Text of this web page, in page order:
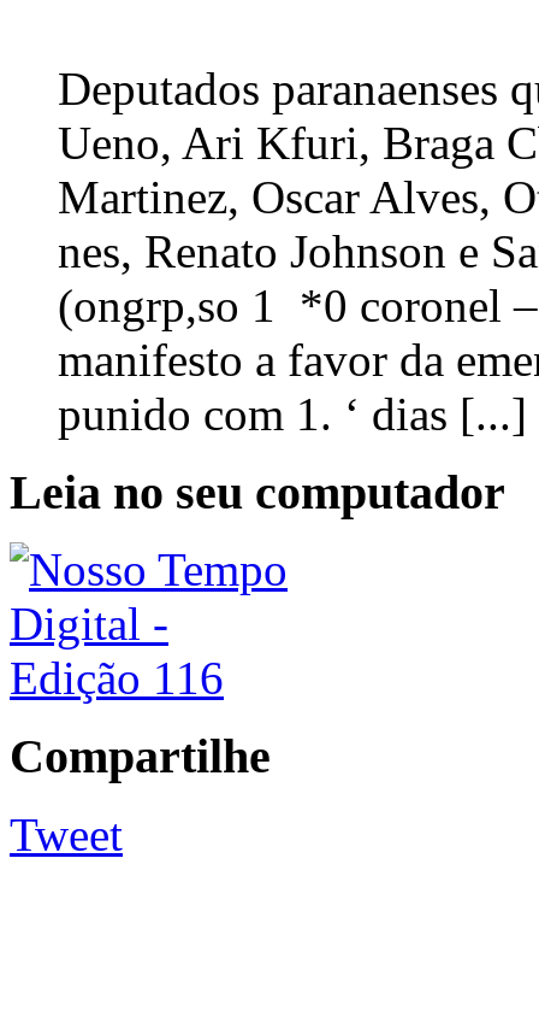
Deputados paranaenses
Ueno, Ari Kfuri, Braga
Martinez, Oscar Alves,
nes, Renato Johnson e
(ongrp,so 1 *0 coronel
manifesto a favor da
punido com 1. ‘ dias [...]
Leia no seu computador
Compartilhe
Tweet